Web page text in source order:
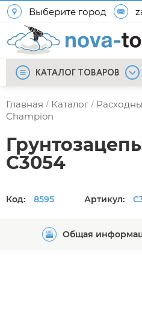
Выберите город
КАТАЛОГ ТОВАРОВ
Главная / Каталог /
Champion
C3054
Код: 8595 Артикул:
Общая